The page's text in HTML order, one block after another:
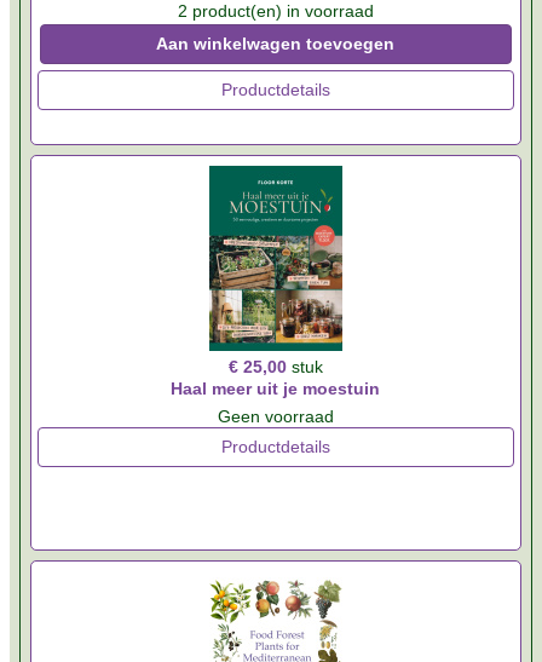
2 product(en) in voorraad
Aan winkelwagen toevoegen
Productdetails
€ 25,00 stuk
Haal meer uit je moestuin
Geen voorraad
Productdetails